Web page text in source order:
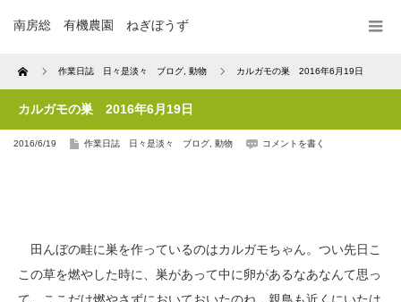
南房総 有機農園 ねぎぼうず
Home 作業日誌 日々是淡々 ブログ 動物 カルガモの巣 2016年6月19日
カルガモの巣 2016年6月19日
2016/6/19 作業日誌 日々是淡々 ブログ 動物 コメントを書く
田んぼの畦に巣を作っているのはカルガモちゃん。つい先日こ
この草を燃やした時に、巣があって中に卵があるなあなんて思っ